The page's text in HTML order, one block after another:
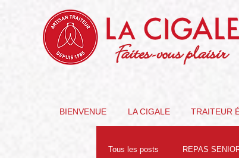
Faites-vous plaisir
BIENVENUE LA CIGALE TRAITEUR
Tous les posts REPAS